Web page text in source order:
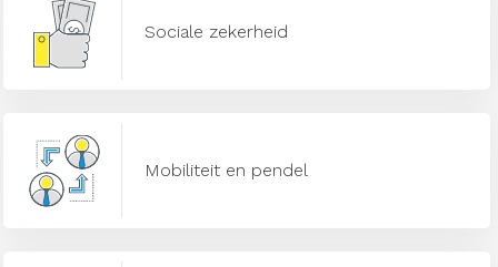
Sociale zekerheid
Mobiliteit en pendel